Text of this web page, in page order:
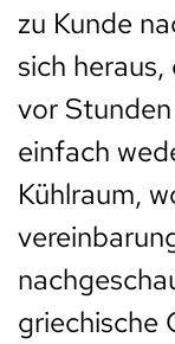
zu Kunde
sich
vor
einfach
Kühlraum,
griechische